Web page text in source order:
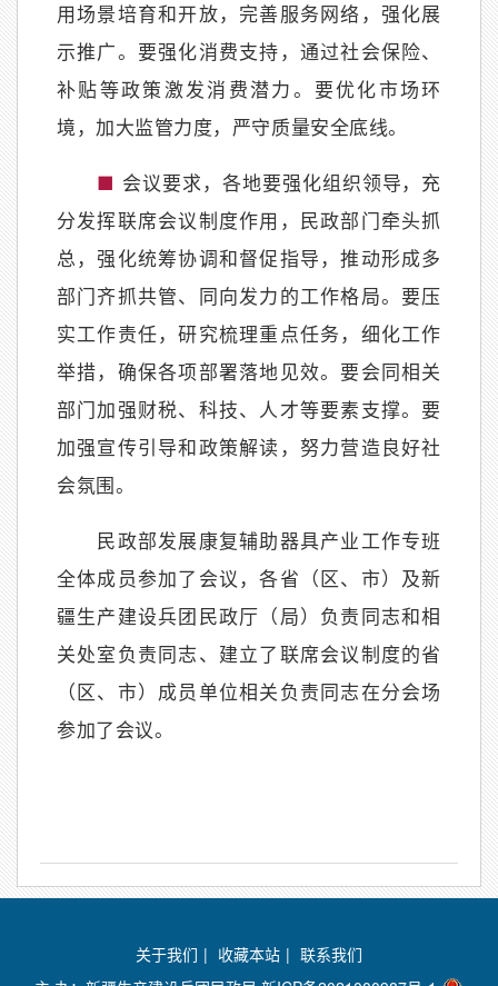
用场景培育和开放，完善服务网络，强化展
示推广。要强化消费支持，通过社会保险、
补贴等政策激发消费潜力。要优化市场环
境，加大监管力度，严守质量安全底线。
■ 会议要求，各地要强化组织领导，充
分发挥联席会议制度作用，民政部门牵头抓
总，强化统筹协调和督促指导，推动形成多
部门齐抓共管、同向发力的工作格局。要压
实工作责任，研究梳理重点任务，细化工作
举措，确保各项部署落地见效。要会同相关
部门加强财税、科技、人才等要素支撑。要
加强宣传引导和政策解读，努力营造良好社
会氛围。
民政部发展康复辅助器具产业工作专班
全体成员参加了会议，各省（区、市）及新
疆生产建设兵团民政厅（局）负责同志和相
关处室负责同志、建立了联席会议制度的省
（区、市）成员单位相关负责同志在分会场
参加了会议。
关于我们 | 收藏本站 | 联系我们